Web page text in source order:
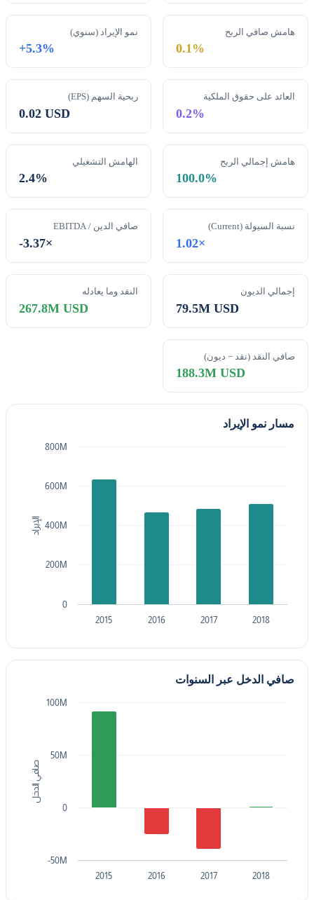
هامش صافي الربح
0.1%
نمو الإيراد (سنوي)
+5.3%
العائد على حقوق الملكية
0.2%
ربحية السهم (EPS)
0.02 USD
هامش إجمالي الربح
100.0%
الهامش التشغيلي
2.4%
نسبة السيولة (Current)
1.02×
صافي الدين / EBITDA
-3.37×
إجمالي الديون
79.5M USD
النقد وما يعادله
267.8M USD
صافي النقد (نقد − ديون)
188.3M USD
مسار نمو الإيراد
الإيراد
2015 2016 2017 2018
0
200M
400M
600M
800M
صافي الدخل عبر السنوات
صافي الدخل
2015 2016 2017 2018
-50M
0
50M
100M